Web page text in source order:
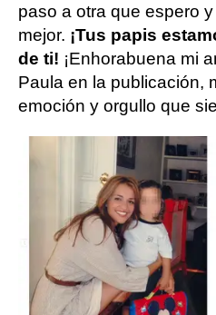
paso a otra que espero
mejor. ¡Tus papis
de ti! ¡Enhorabuena mi
Paula en la publicación,
emoción y orgullo que